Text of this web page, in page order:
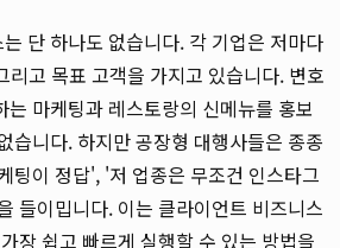
단 하나도 없습니다. 각 기업은 저마다
리고 목표 고객을 가지고 있습니다. 변호
는 마케팅과 레스토랑의 신메뉴를 홍보
습니다. 하지만 공장형 대행사들은 종종
팅이 정답', '저 업종은 무조건 인스타그
들이밉니다. 이는 클라이언트 비즈니스
장 쉽고 빠르게 실행할 수 있는 방법을